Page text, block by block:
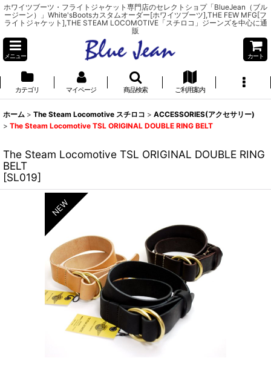
ホワイツブーツ・フライトジャケット専門店のセレクトショプ「BlueJean（ブル
ージーン）」White'sBootsカスタムオーダー[ホワイツブーツ],THE FEW MFG[フ
ライトジャケット],THE STEAM LOCOMOTIVE「スチロコ」ジーンズを中心に通
販
メニュー カート
カテゴリ マイページ 商品検索 ご利用案内
ホーム > The Steam Locomotive スチロコ > ACCESSORIES(アクセサリー)
> The Steam Locomotive TSL ORIGINAL DOUBLE RING BELT
The Steam Locomotive TSL ORIGINAL DOUBLE RING
BELT
[SL019]